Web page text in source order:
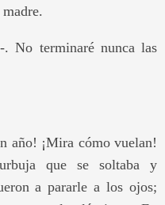
No terminaré nunca las
año! ¡Mira cómo vuelan!
que se soltaba y
a pararle a los ojos;